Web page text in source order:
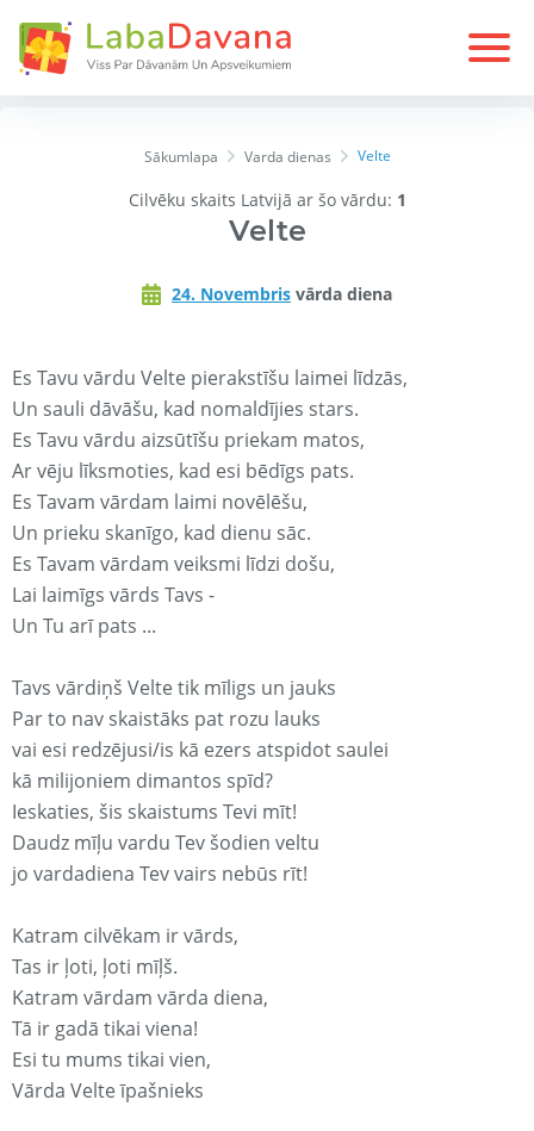
Sākumlapa Varda dienas Velte
Cilvēku skaits Latvijā ar šo vārdu: 1
Velte
24. Novembris vārda diena
Es Tavu vārdu Velte pierakstīšu laimei līdzās,
Un sauli dāvāšu, kad nomaldījies stars.
Es Tavu vārdu aizsūtīšu priekam matos,
Ar vēju līksmoties, kad esi bēdīgs pats.
Es Tavam vārdam laimi novēlēšu,
Un prieku skanīgo, kad dienu sāc.
Es Tavam vārdam veiksmi līdzi došu,
Lai laimīgs vārds Tavs -
Un Tu arī pats ...
Tavs vārdiņš Velte tik mīligs un jauks
Par to nav skaistāks pat rozu lauks
vai esi redzējusi/is kā ezers atspidot saulei
kā milijoniem dimantos spīd?
Ieskaties, šis skaistums Tevi mīt!
Daudz mīļu vardu Tev šodien veltu
jo vardadiena Tev vairs nebūs rīt!
Katram cilvēkam ir vārds,
Tas ir ļoti, ļoti mīļš.
Katram vārdam vārda diena,
Tā ir gadā tikai viena!
Esi tu mums tikai vien,
Vārda Velte īpašnieks